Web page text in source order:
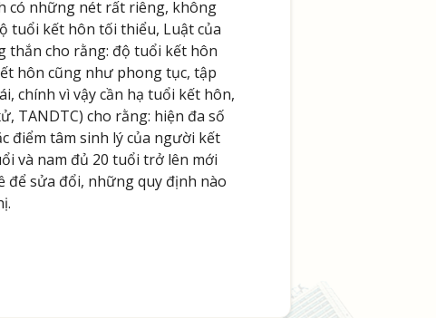
có những nét rất riêng, không
tuổi kết hôn tối thiểu, Luật của
thắn cho rằng: độ tuổi kết hôn
hôn cũng như phong tục, tập
chính vì vậy cần hạ tuổi kết hôn,
TANDTC) cho rằng: hiện đa số
điểm tâm sinh lý của người kết
và nam đủ 20 tuổi trở lên mới
để sửa đổi, những quy định nào